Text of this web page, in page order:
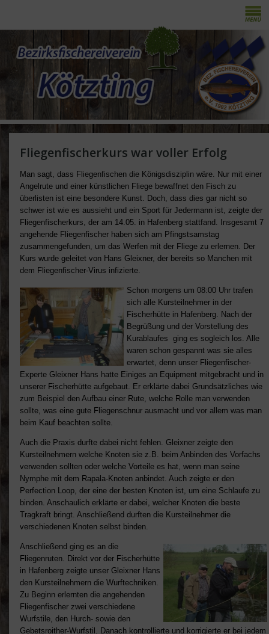
Fliegenfischerkurs war voller Erfolg
Man sagt, dass Fliegenfischen die Königsdisziplin wäre. Nur mit einer
Angelrute und einer künstlichen Fliege bewaffnet den Fisch zu
überlisten ist eine besondere Kunst. Doch, dass dies gar nicht so
schwer ist wie es aussieht und ein Sport für Jedermann ist, zeigte der
Fliegenfischerkurs, der am 14.05. in Hafenberg stattfand. Insgesamt 7
angehende Fliegenfischer haben sich am Pfingstsamstag
zusammengefunden, um das Werfen mit der Fliege zu erlernen. Der
Kurs wurde geleitet von Hans Gleixner, der bereits so Manchen mit
dem Fliegenfischer-Virus infizierte.
Schon morgens um 08:00 Uhr trafen
sich alle Kursteilnehmer in der
Fischerhütte in Hafenberg. Nach der
Begrüßung und der Vorstellung des
Kurablaufes ging es sogleich los. Alle
waren schon gespannt was sie alles
erwartet, denn unser Fliegenfischer-
Experte Gleixner Hans hatte Einiges an Equipment mitgebracht und in
unserer Fischerhütte aufgebaut. Er erklärte dabei Grundsätzliches wie
zum Beispiel den Aufbau einer Rute, welche Rolle man verwenden
sollte, was eine gute Fliegenschnur ausmacht und vor allem was man
beim Kauf beachten sollte.
Auch die Praxis durfte dabei nicht fehlen. Gleixner zeigte den
Kursteilnehmern welche Knoten sie z.B. beim Anbinden des Vorfachs
verwenden sollten oder welche Vorteile es hat, wenn man seine
Nymphe mit dem Rapala-Knoten anbindet. Auch zeigte er den
Perfection Loop, der eine der besten Knoten ist, um eine Schlaufe zu
binden. Anschaulich erklärte er dabei, welcher Knoten die beste
Tragkraft bringt. Anschließend durften die Kursteilnehmer die
verschiedenen Knoten selbst binden.
Anschließend ging es an die
Fliegenruten. Direkt vor der Fischerhütte
in Hafenberg zeigte unser Gleixner Hans
den Kursteilnehmern die Wurftechniken.
Zu Beginn erlernten die angehenden
Fliegenfischer zwei verschiedene
Wurfstile, den Hurch- sowie den
Gebetsroither-Wurfstil. Danach kontrollierte und korrigierte er bei jedem